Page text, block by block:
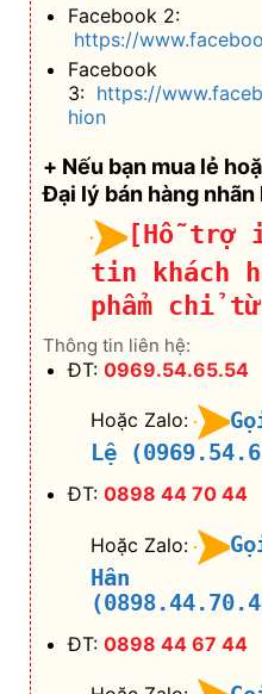
Facebook 2:
https://
Facebook
3: https://
hion
+ Nếu bạn mua lẻ
Đại lý bán hàng nhãn
[Hỗ trợ
tin khách
phẩm chỉ
Thông tin liên hệ:
ĐT: 0969.54.65.54
Hoặc Zalo:
Lệ
ĐT: 0898 44 70 44
Hoặc Zalo:
Hân
ĐT: 0898 44 67 44